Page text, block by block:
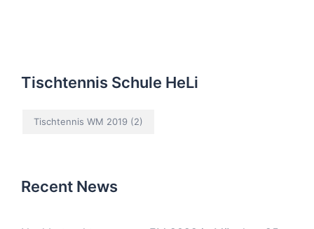
Tischtennis Schule HeLi
Tischtennis WM 2019 (2)
Recent News